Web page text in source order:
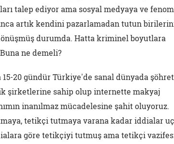
talep ediyor ama sosyal medyaya ve
artık kendini pazarlamadan tutun
durumda. Hatta kriminel boyutlara
ne demeli?
20 gündür Türkiye'de sanal dünyada
şirketlerine sahip olup internette makyaj
inanılmaz mücadelesine şahit oluyoruz.
tetikçi tutmaya varana kadar iddialar
göre tetikçiyi tutmuş ama tetikçi